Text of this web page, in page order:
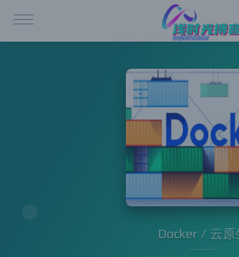
Docker / 云原